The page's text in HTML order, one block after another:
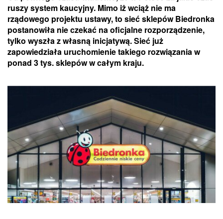
ruszy system kaucyjny. Mimo iż wciąż nie ma
rządowego projektu ustawy, to sieć sklepów Biedronka
postanowiła nie czekać na oficjalne rozporządzenie,
tylko wyszła z własną inicjatywą. Sieć już
zapowiedziała uruchomienie takiego rozwiązania w
ponad 3 tys. sklepów w całym kraju.